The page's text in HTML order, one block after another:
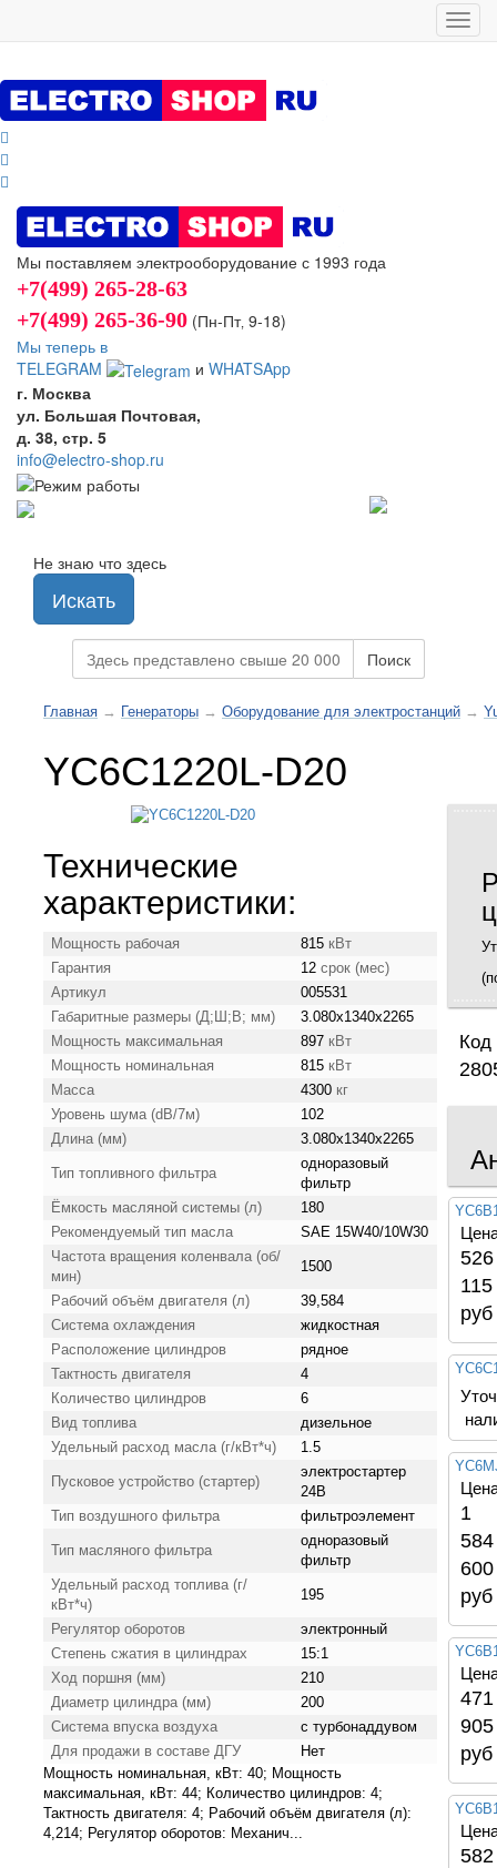
Мы поставляем электрооборудование с 1993 года
+7(499) 265-28-63
+7(499) 265-36-90 (Пн-Пт‚ 9-18)
Мы теперь в
TELEGRAM
и WHATSApp
г. Москва
ул. Большая Почтовая,
д. 38, стр. 5
info@electro-shop.ru
Не знаю что здесь
Искать
Поиск
Главная → Генераторы → Оборудование для электростанций →
YC6C1220L-D20
Технические
характеристики:
Мощность рабочая 815 кВт
Гарантия
12 срок (мес)
Артикул
005531
Габаритные размеры (Д;Ш;В; мм)
3.080x1340x2265
Мощность максимальная
897 кВт
Мощность номинальная
815 кВт
Масса
4300 кг
Уровень шума (dB/7м)
102
Длина (мм)
3.080x1340x2265
Тип топливного фильтра
одноразовый
фильтр
Ёмкость масляной системы (л)
180
Рекомендуемый тип масла
SAE 15W40/10W30
Частота вращения коленвала (об/
мин)
1500
Рабочий объём двигателя (л)
39,584
Система охлаждения
жидкостная
Расположение цилиндров
рядное
Тактность двигателя
4
Количество цилиндров
6
Вид топлива
дизельное
Удельный расход масла (г/кВт*ч)
1.5
Пусковое устройство (стартер)
электростартер
24В
Тип воздушного фильтра
фильтроэлемент
Тип масляного фильтра
одноразовый
фильтр
Удельный расход топлива (г/
кВт*ч)
195
Регулятор оборотов
электронный
Степень сжатия в цилиндрах
15:1
Ход поршня (мм)
210
Диаметр цилиндра (мм)
200
Система впуска воздуха
с турбонаддувом
Для продажи в составе ДГУ
Нет
Мощность номинальная, кВт: 40; Мощность
максимальная, кВт: 44; Количество цилиндров: 4;
Тактность двигателя: 4; Рабочий объём двигателя (л):
4,214; Регулятор оборотов: Механич...
Код
526
115
руб
1
584
600
руб
471
905
руб
582